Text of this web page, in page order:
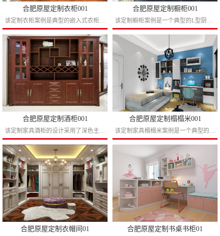
合肥原屋定制衣柜001
该定制衣柜案例是典型的嵌入式衣柜设计，该定制衣柜作品不是每家都可以做的必须有预留内嵌位置的户型才可以这样设计，衣柜和护墙板整体的搭配效果可以让整个房间都有格调，衣柜内部格子抽裤抽可...
合肥原屋定制橱柜001
该定制橱柜案例是一个典型的L型厨房户型的标杆，上柜嵌入式的油烟机设计可以让吊柜更加饱满，玻璃门的设计点缀使其更有格调，下柜嵌入式洗碗机可以说是现代生活的至高追求。...
合肥原屋定制酒柜001
该定制家具酒柜的设计采用了深色主题，适合35-45岁的事业高峰期的家庭，深色全屋定制或许不适合小户型但是对于大户型房子来说有个实木颜色的酒柜放上几瓶好酒的确可以让朋友看到我们家就是...
合肥原屋定制榻榻米001
该定制家具榻榻米案例是一个典型的设计感十足的设计作品，榻榻米可以当床的同时也是一个简单的硬座沙发，再多几个朋友过来都有地方坐。书桌书柜同样采用的很有设计感的布局理念，我相信朋友到你...
合肥原屋定制衣帽间01 合肥原屋定制书桌书柜01